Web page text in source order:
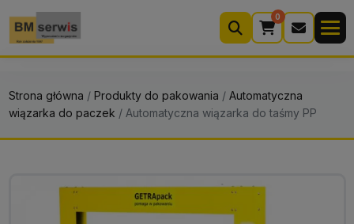
0
Kontakt
Strona główna / Produkty do pakowania / Automatyczna
wiązarka do paczek /Automatyczna wiązarka do taśmy PP